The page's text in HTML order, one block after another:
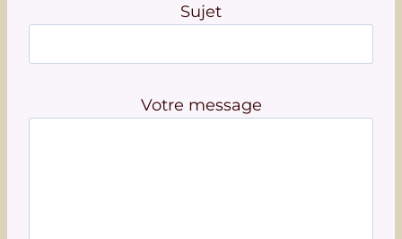
Sujet
Votre message